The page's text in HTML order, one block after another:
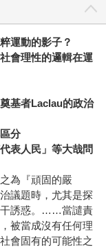
運動的影子？
會理性的邏輯在運
基者Laclau的政治
分
表人民」等大哉問
為『頑固的嚴
議題時，尤其是探
干誘惑。……當譴責
被當成沒有任何理
會固有的可能性之